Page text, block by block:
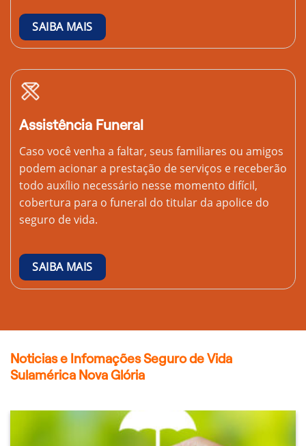
SAIBA MAIS
Assistência Funeral
Caso você venha a faltar, seus familiares ou amigos
podem acionar a prestação de serviços e receberão
todo auxílio necessário nesse momento difícil,
cobertura para o funeral do titular da apolice do
seguro de vida.
SAIBA MAIS
Noticias e Infomações Seguro de Vida
Sulamérica Nova Glória